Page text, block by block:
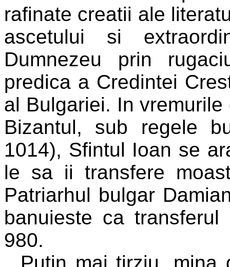
rafinate creatii ale
ascetului si
Dumnezeu prin
predica a Credintei
al Bulgariei. In
Bizantul, sub regele
1014), Sfintul Ioan se
le sa ii transfere
Patriarhul bulgar
banuieste ca
980.